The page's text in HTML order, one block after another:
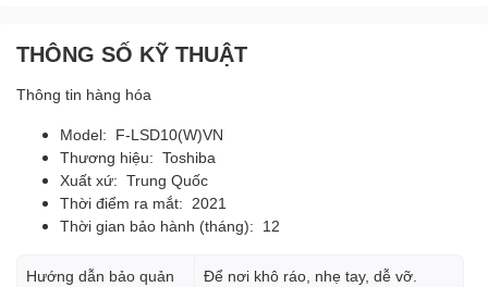
Kiểu quạt đứng dáng cao, có thể
thay đổi độ cao của quạt dễ
dàng với núm vặn
chỉnh chiều cao quạt phù hợp.
THÔNG SỐ KỸ THUẬT
Thông tin hàng hóa
Model: F-LSD10(W)VN
Thương hiệu: Toshiba
Xuất xứ: Trung Quốc
Thời điểm ra mắt: 2021
Thời gian bảo hành (tháng): 12
Hướng dẫn bảo quản Để nơi khô ráo, nhẹ tay, dễ vỡ.